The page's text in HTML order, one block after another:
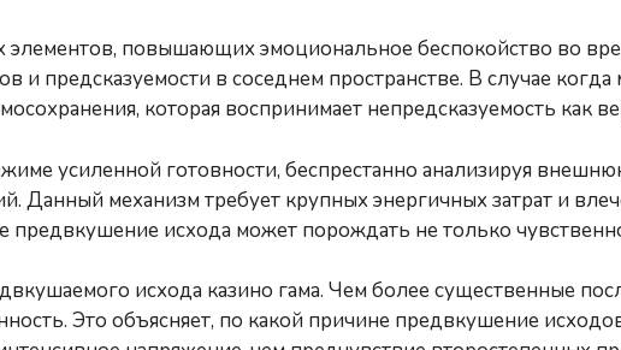
элементов, повышающих эмоциональное беспокойство во
и предсказуемости в соседнем пространстве. В случае когда
которая воспринимает непредсказуемость как
усиленной готовности, беспрестанно анализируя
Данный механизм требует крупных энергичных затрат и
предвкушение исхода может порождать не только
исхода казино гама. Чем более существенные
Это объясняет, по какой причине предвкушение